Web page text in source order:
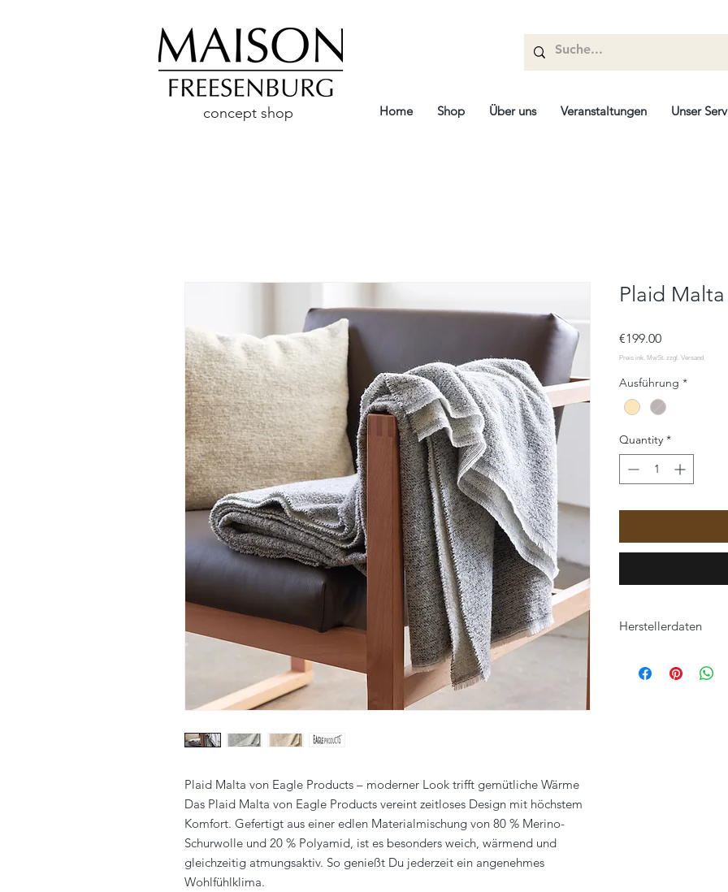
concept shop Home Shop Über uns Veranstaltungen Unser
Plaid Malta von Eagle Products – moderner Look trifft gemütliche Wärme
Das Plaid Malta von Eagle Products vereint zeitloses Design mit höchstem
Komfort. Gefertigt aus einer edlen Materialmischung von 80 % Merino-
Schurwolle und 20 % Polyamid, ist es besonders weich, wärmend und
gleichzeitig atmungsaktiv. So genießt Du jederzeit ein angenehmes
Wohlfühlklima.
Plaid
€199.00Price
Ausführung *
Quantity *
Herstellerdaten
Orleansstraße 16